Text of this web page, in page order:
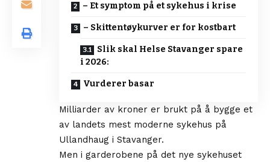
– Et symptom på et sykehus i krise
– Skittentøykurver er for kostbart
Slik skal Helse Stavanger spare
i 2026:
Vurderer basar
Milliarder av kroner er brukt på å bygge et
av landets mest moderne sykehus på
Ullandhaug i Stavanger.
Men i garderobene på det nye sykehuset